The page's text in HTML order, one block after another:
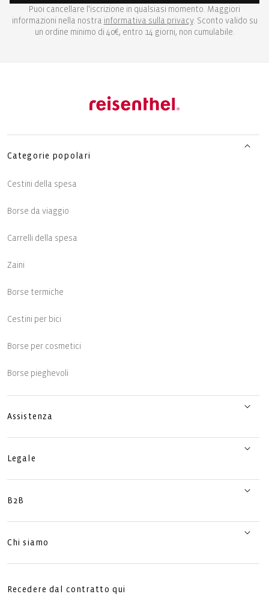
Puoi cancellare l'iscrizione in qualsiasi momento. Maggiori
informazioni nella nostra informativa sulla privacy. Sconto valido su
un ordine minimo di 40€, entro 14 giorni, non cumulabile.
Categorie popolari
Cestini della spesa
Borse da viaggio
Carrelli della spesa
Zaini
Borse termiche
Cestini per bici
Borse per cosmetici
Borse pieghevoli
Assistenza
Legale
B2B
Chi siamo
Recedere dal contratto qui